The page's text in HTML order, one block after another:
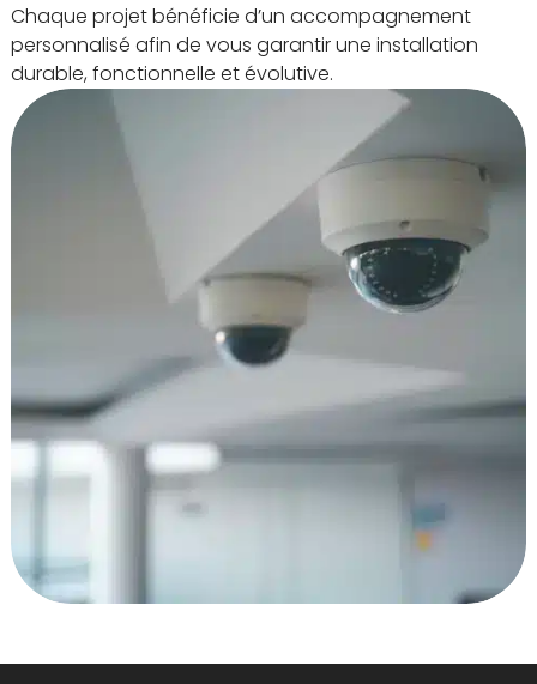
Chaque projet bénéficie d’un accompagnement
personnalisé afin de vous garantir une installation
durable, fonctionnelle et évolutive.